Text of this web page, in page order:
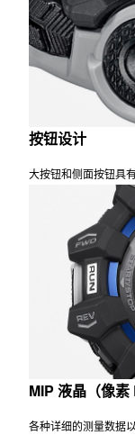
按钮设计
大按钮和侧面按钮具
MIP 液晶（像素
各种详细的测量数据